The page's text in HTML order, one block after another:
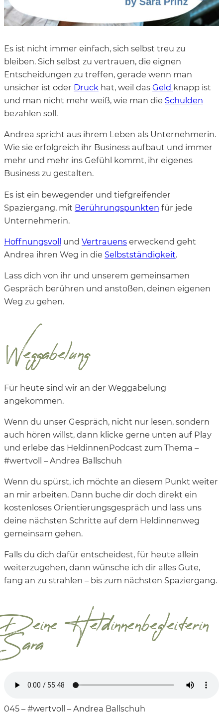
Es ist nicht immer einfach, sich selbst treu zu
bleiben. Sich selbst zu vertrauen, die eignen
Entscheidungen zu treffen, gerade wenn man
unsicher ist oder Druck hat, weil das Geld knapp ist
und man nicht mehr weiß, wie man die Schulden
bezahlen soll.
Andrea spricht aus ihrem Leben als Unternehmerin.
Wie sie erfolgreich ihr Business aufbaut und immer
mehr und mehr ins Gefühl kommt, ihr eigenes
Business zu gestalten.
Es ist ein bewegender und tiefgreifender
Spaziergang, mit Berührungspunkten für jede
Unternehmerin.
Hoffnungsvoll und Vertrauens erweckend geht
Andrea ihren Weg in die Selbstständigkeit.
Lass dich von ihr und unserem gemeinsamen
Gespräch berühren und anstoßen, deinen eigenen
Weg zu gehen.
Weggabelung
Für heute sind wir an der Weggabelung
angekommen.
Wenn du unser Gespräch, nicht nur lesen, sondern
auch hören willst, dann klicke gerne unten auf Play
und erlebe das HeldinnenPodcast zum Thema –
#wertvoll – Andrea Ballschuh
Wenn du spürst, ich möchte an diesem Punkt weiter
an mir arbeiten. Dann buche dir doch direkt ein
kostenloses Orientierungsgespräch und lass uns
deine nächsten Schritte auf dem Heldinnenweg
gemeinsam gehen.
Falls du dich dafür entscheidest, für heute allein
weiterzugehen, dann wünsche ich dir alles Gute,
fang an zu strahlen – bis zum nächsten Spaziergang.
Deine Heldinnenbegleiterin
Sara
045 – #wertvoll – Andrea Ballschuh